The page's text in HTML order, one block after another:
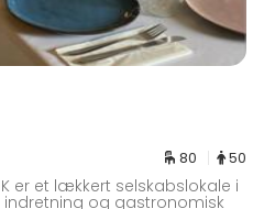
80 50
er et lækkert selskabslokale i
og gastronomisk